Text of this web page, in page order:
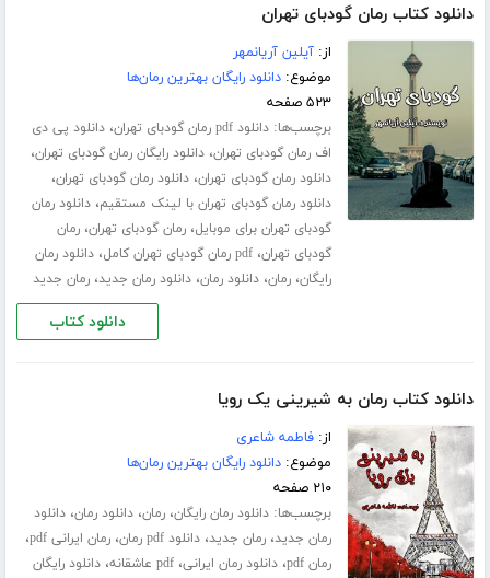
دانلود کتاب رمان گودبای تهران
از:آیلین آریانمهر
موضوع:دانلود رایگان بهترین رمان‌ها
۵۲۳ صفحه
برچسب‌ها:دانلود pdf رمان گودبای تهران ،دانلود پی دی
اف رمان گودبای تهران،دانلود رایگان رمان گودبای تهران،
دانلود رمان گودبای تهران،دانلود رمان گودبای تهران،
دانلود رمان گودبای تهران با لینک مستقیم،دانلود رمان
گودبای تهران برای موبایل،رمان گودبای تهران،رمان
گودبای تهران،pdf رمان گودبای تهران کامل ،دانلود رمان
رایگان،رمان،دانلود رمان،دانلود رمان جدید،رمان جدید
دانلود کتاب
دانلود کتاب رمان به شیرینی یک رویا
از:فاطمه شاعری
موضوع:دانلود رایگان بهترین رمان‌ها
۲۱۰ صفحه
برچسب‌ها:دانلود رمان رایگان،رمان،دانلود رمان،دانلود
رمان جدید،رمان جدید،دانلود pdf رمان ،رمان ایرانی pdf ،
رمان pdf ،دانلود رمان ایرانی،pdf عاشقانه ،دانلود رایگان